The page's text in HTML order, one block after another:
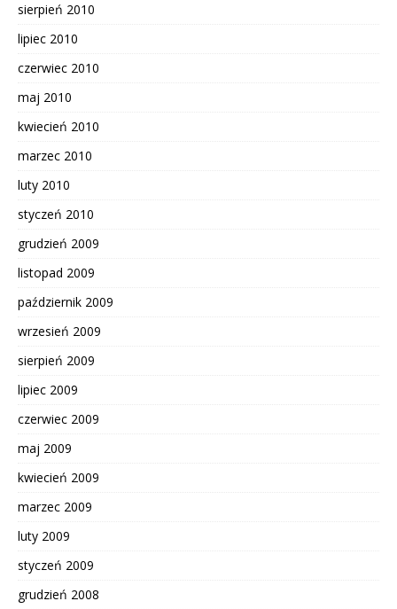
sierpień 2010
lipiec 2010
czerwiec 2010
maj 2010
kwiecień 2010
marzec 2010
luty 2010
styczeń 2010
grudzień 2009
listopad 2009
październik 2009
wrzesień 2009
sierpień 2009
lipiec 2009
czerwiec 2009
maj 2009
kwiecień 2009
marzec 2009
luty 2009
styczeń 2009
grudzień 2008